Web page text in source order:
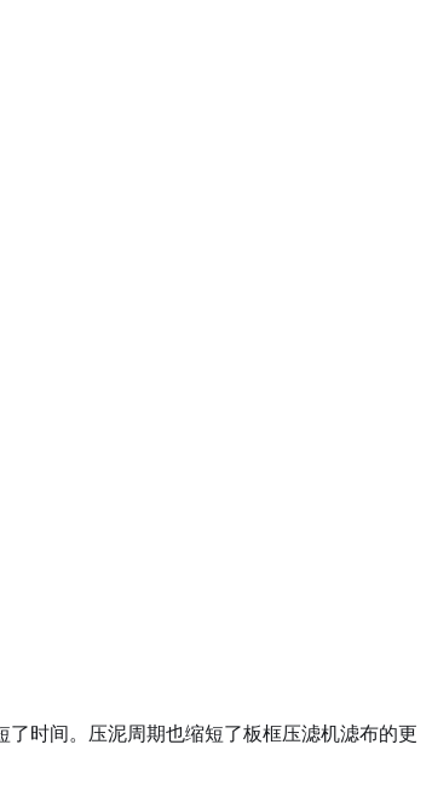
了时间。压泥周期也缩短了板框压滤机滤布的更